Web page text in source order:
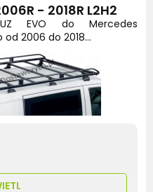
- 2018R L2H2
EVO do Mercedes
od 2006 do 2018...